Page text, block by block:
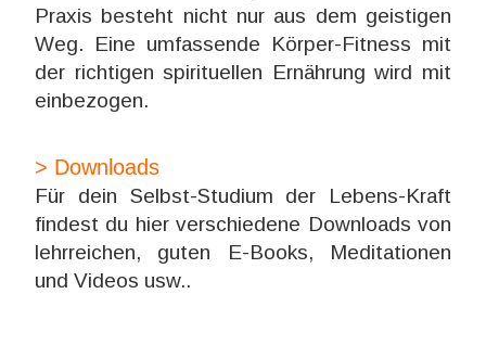
Praxis besteht nicht nur aus dem geistigen
Weg. Eine umfassende Körper-Fitness mit
der richtigen spirituellen Ernährung wird mit
einbezogen.
> Downloads
Für dein Selbst-Studium der Lebens-Kraft
findest du hier verschiedene Downloads von
lehrreichen, guten E-Books, Meditationen
und Videos usw..